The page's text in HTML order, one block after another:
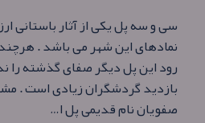
سی و سه پل یکی از آثار باستانی
نمادهای این شهر می باشد .
رود این پل دیگر صفای گذشته را
بازدید گردشگران زیادی است .
صفویان نام قدیمی پل ا…